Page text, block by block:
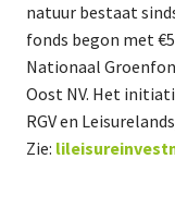
natuur bestaat
fonds begon met
Nationaal
Oost NV. Het
RGV en
Zie: